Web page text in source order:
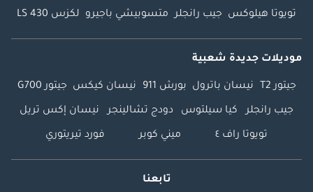
تويوتا هيلوكس جيب رانجلر متسوبيشي باجيرو لكزس LS 430
موديلات جديدة شعبية
جيتور T2 نيسان باترول بورش 911 نيسان كيكس جيتور G700
جيب رانجلر كيا سيلتوس دودج تشالينجر نيسان إكس تريل
تويوتا راف ٤ ميني كوبر فورد تيريتوري
تابعنا